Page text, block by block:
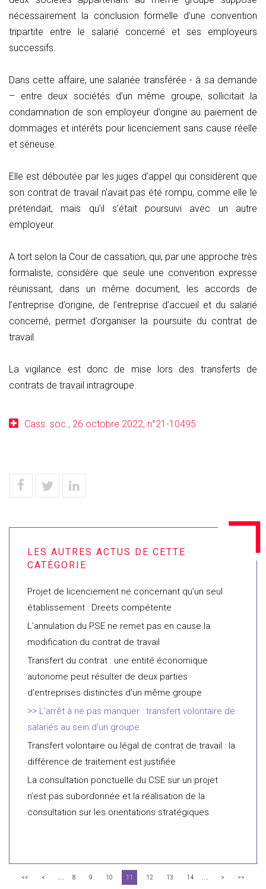
nécessairement la conclusion formelle d’une convention
tripartite entre le salarié concerné et ses employeurs
successifs.
Dans cette affaire, une salariée transférée - à sa demande
– entre deux sociétés d’un même groupe, sollicitait la
condamnation de son employeur d’origine au paiement de
dommages et intérêts pour licenciement sans cause réelle
et sérieuse.
Elle est déboutée par les juges d’appel qui considèrent que
son contrat de travail n’avait pas été rompu, comme elle le
prétendait, mais qu’il s’était poursuivi avec un autre
employeur.
A tort selon la Cour de cassation, qui, par une approche très
formaliste, considère que seule une convention expresse
réunissant, dans un même document, les accords de
l’entreprise d’origine, de l’entreprise d’accueil et du salarié
concerné, permet d’organiser la poursuite du contrat de
travail.
La vigilance est donc de mise lors des transferts de
contrats de travail intragroupe.
Cass. soc., 26 octobre 2022, n°21-10495
Projet de licenciement ne concernant qu’un seul
établissement : Dreets compétente
L’annulation du PSE ne remet pas en cause la
modification du contrat de travail
Transfert du contrat : une entité économique
autonome peut résulter de deux parties
d’entreprises distinctes d’un même groupe
L'arrêt à ne pas manquer : transfert volontaire de
salariés au sein d’un groupe
Transfert volontaire ou légal de contrat de travail : la
différence de traitement est justifiée
La consultation ponctuelle du CSE sur un projet
n’est pas subordonnée et la réalisation de la
consultation sur les orientations stratégiques
<< < ... 8 9 10 11 12 13 14 ... > >>